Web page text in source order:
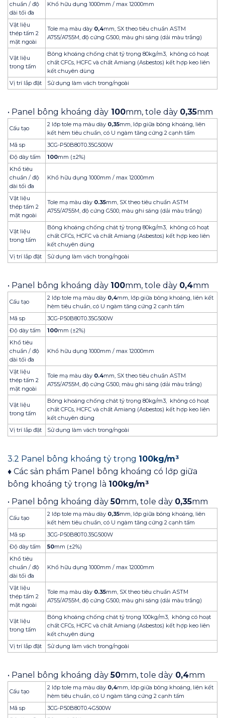
chuẩn / độ
dài tối đa
Khổ hữu dụng 1000mm / max 12000mm
Vật liệu
thép tấm 2
mặt ngoài
Tole mạ màu dày 0,4mm, SX theo tiêu chuẩn ASTM
A755/A755M, độ cứng G500, màu ghi sáng (dải màu trắng)
Vật liệu
trong tấm
Bông khoáng chống chát tỷ trọng 80kg/m3, không có hoạt
chất CFCs, HCFC và chất Amiang (Asbestos) kết hợp keo liên
kết chuyên dùng
Vị trí lắp đặt
Sử dụng làm vách trong/ngoài
• Panel bông khoáng dày 100mm, tole dày 0,35mm
Cấu tạo
2 lớp tole mạ màu dày 0,35mm, lớp giữa bông khoáng, liên
kết hèm tiêu chuẩn, có U ngàm tăng cứng 2 cạnh tấm
Mã sp
3CG-P50B80T0.35G500W
Độ dày tấm
100mm (±2%)
Khổ tiêu
chuẩn / độ
dài tối đa
Khổ hữu dụng 1000mm / max 12000mm
Vật liệu
thép tấm 2
mặt ngoài
Tole mạ màu dày 0.35mm, SX theo tiêu chuẩn ASTM
A755/A755M, độ cứng G500, màu ghi sáng (dải màu trắng)
Vật liệu
trong tấm
Bông khoáng chống chát tỷ trọng 80kg/m3, không có hoạt
chất CFCs, HCFC và chất Amiang (Asbestos) kết hợp keo liên
kết chuyên dùng
Vị trí lắp đặt
Sử dụng làm vách trong/ngoài
• Panel bông khoáng dày 100mm, tole dày 0,4mm
Cấu tạo
2 lớp tole mạ màu dày 0,4mm, lớp giữa bông khoáng, liên kết
hèm tiêu chuẩn, có U ngàm tăng cứng 2 cạnh tấm
Mã sp
3CG-P50B80T0.35G500W
Độ dày tấm
100mm (±2%)
Khổ tiêu
chuẩn / độ
dài tối đa
Khổ hữu dụng 1000mm / max 12000mm
Vật liệu
thép tấm 2
mặt ngoài
Tole mạ màu dày 0.4mm, SX theo tiêu chuẩn ASTM
A755/A755M, độ cứng G500, màu ghi sáng (dải màu trắng)
Vật liệu
trong tấm
Bông khoáng chống chát tỷ trọng 80kg/m3, không có hoạt
chất CFCs, HCFC và chất Amiang (Asbestos) kết hợp keo liên
kết chuyên dùng
Vị trí lắp đặt
Sử dụng làm vách trong/ngoài
3.2 Panel bông khoáng tỷ trọng 100kg/m³
♦ Các sản phẩm Panel bông khoáng có lớp giữa
bông khoáng tỷ trọng là 100kg/m³
• Panel bông khoáng dày50mm, tole dày 0,35mm
Cấu tạo
2 lớp tole mạ màu dày 0,35mm, lớp giữa bông khoáng, liên
kết hèm tiêu chuẩn, có U ngàm tăng cứng 2 cạnh tấm
Mã sp
3CG-P50B80T0.35G500W
Độ dày tấm
50mm (±2%)
Khổ tiêu
chuẩn / độ
dài tối đa
Khổ hữu dụng 1000mm / max 12000mm
Vật liệu
thép tấm 2
mặt ngoài
Tole mạ màu dày 0.35mm, SX theo tiêu chuẩn ASTM
A755/A755M, độ cứng G500, màu ghi sáng (dải màu trắng)
Vật liệu
trong tấm
Bông khoáng chống chát tỷ trọng 100kg/m3, không có hoạt
chất CFCs, HCFC và chất Amiang (Asbestos) kết hợp keo liên
kết chuyên dùng
Vị trí lắp đặt
Sử dụng làm vách trong/ngoài
• Panel bông khoáng dày50mm, tole dày 0,4mm
Cấu tạo
2 lớp tole mạ màu dày 0,4mm, lớp giữa bông khoáng, liên kết
hèm tiêu chuẩn, có U ngàm tăng cứng 2 cạnh tấm
Mã sp
3CG-P50B80T0.4G500W